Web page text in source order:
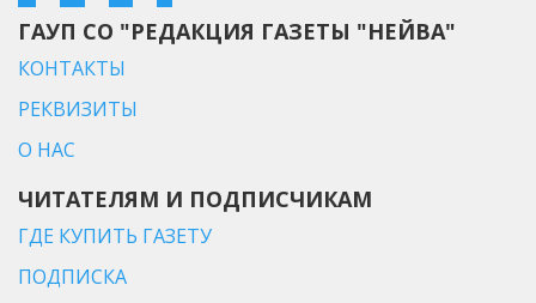
ГАУП СО "РЕДАКЦИЯ ГАЗЕТЫ "НЕЙВА"
КОНТАКТЫ
РЕКВИЗИТЫ
О НАС
ЧИТАТЕЛЯМ И ПОДПИСЧИКАМ
ГДЕ КУПИТЬ ГАЗЕТУ
ПОДПИСКА